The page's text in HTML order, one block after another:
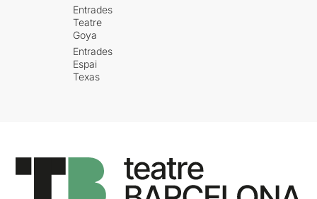
Entrades
Teatre
Goya
Entrades
Espai
Texas